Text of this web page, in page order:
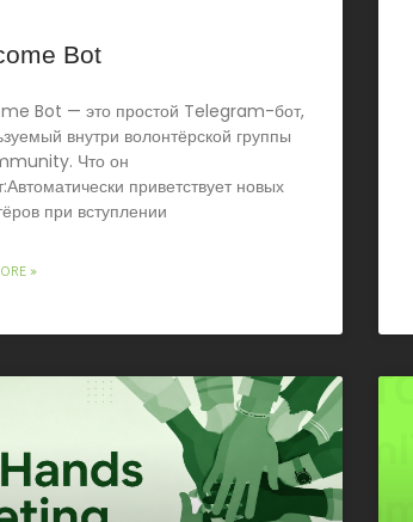
Bot
Bot — это простой Telegram-бот,
внутри волонтёрской группы
Что он
приветствует новых
при вступлении
»